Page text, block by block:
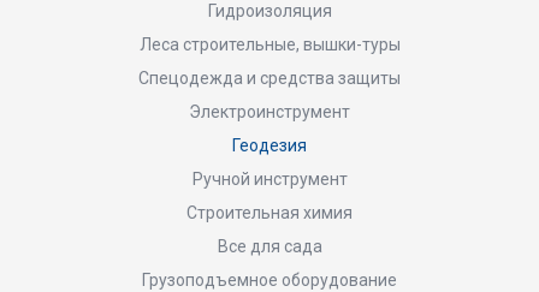
Гидроизоляция
Леса строительные, вышки-туры
Спецодежда и средства защиты
Электроинструмент
Геодезия
Ручной инструмент
Строительная химия
Все для сада
Грузоподъемное оборудование